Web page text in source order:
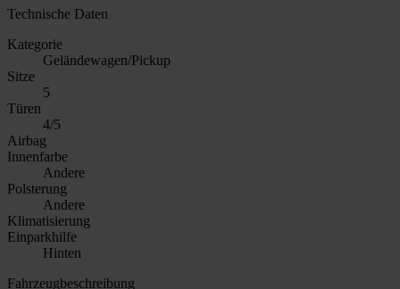
Technische Daten
Kategorie
Geländewagen/Pickup
Sitze
5
Türen
4/5
Airbag
Innenfarbe
Andere
Polsterung
Andere
Klimatisierung
Einparkhilfe
Hinten
Fahrzeugbeschreibung